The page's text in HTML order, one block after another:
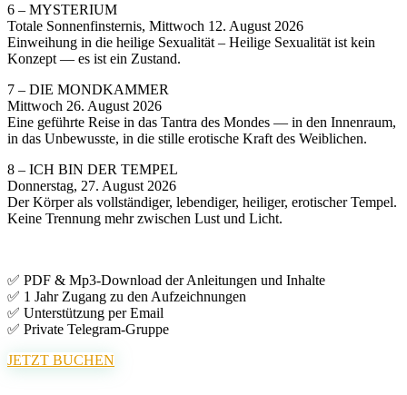
6 – MYSTERIUM
Totale Sonnenfinsternis, Mittwoch 12. August 2026
Einweihung in die heilige Sexualität – Heilige Sexualität ist kein
Konzept — es ist ein Zustand.
7 – DIE MONDKAMMER
Mittwoch 26. August 2026
Eine geführte Reise in das Tantra des Mondes — in den Innenraum,
in das Unbewusste, in die stille erotische Kraft des Weiblichen.
8 – ICH BIN DER TEMPEL
Donnerstag, 27. August 2026
Der Körper als vollständiger, lebendiger, heiliger, erotischer Tempel.
Keine Trennung mehr zwischen Lust und Licht.
✅ PDF & Mp3-Download der Anleitungen und Inhalte
✅ 1 Jahr Zugang zu den Aufzeichnungen
✅ Unterstützung per Email
✅ Private Telegram-Gruppe
JETZT BUCHEN